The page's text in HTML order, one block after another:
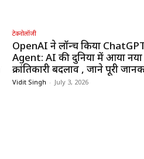
टेक्नोलॉजी
OpenAI ने लॉन्च किया
Agent: AI की दुनिया में आया नया
क्रांतिकारी बदलाव , जाने पूरी
Vidit Singh - July 3, 2026